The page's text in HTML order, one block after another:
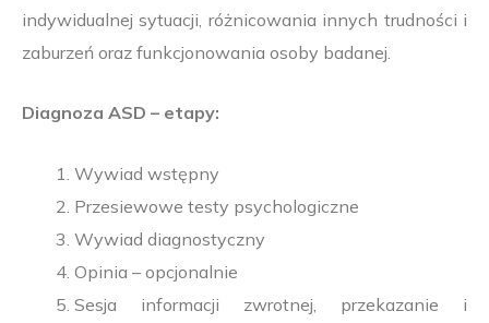
indywidualnej sytuacji, różnicowania innych trudności i
zaburzeń oraz funkcjonowania osoby badanej.
Diagnoza ASD – etapy:
Wywiad wstępny
Przesiewowe testy psychologiczne
Wywiad diagnostyczny
Opinia – opcjonalnie
Sesja informacji zwrotnej, przekazanie i